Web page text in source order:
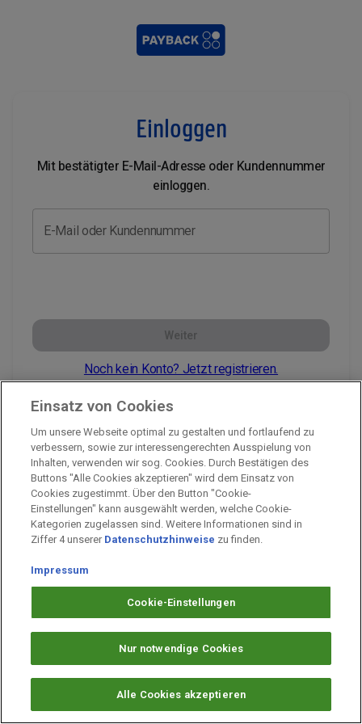
Einloggen
Mit bestätigter E-Mail-Adresse oder Kundennummer
einloggen.
E-Mail oder Kundennummer
Weiter
Noch kein Konto? Jetzt registrieren.
Impressum
Unternehmen
Arbeiten bei PAYBACK
Fragen & Hilfe
Datenschutz
Cookie-Einstellungen
Einsatz von Cookies
Um unsere Webseite optimal zu gestalten und fortlaufend zu
verbessern, sowie zur interessengerechten Ausspielung von
Inhalten, verwenden wir sog. Cookies. Durch Bestätigen des
Buttons "Alle Cookies akzeptieren" wird dem Einsatz von
Cookies zugestimmt. Über den Button "Cookie-
Einstellungen" kann ausgewählt werden, welche Cookie-
Kategorien zugelassen sind. Weitere Informationen sind in
Ziffer 4 unserer Datenschutzhinweise zu finden.
Impressum
Cookie-Einstellungen
Nur notwendige Cookies
Alle Cookies akzeptieren